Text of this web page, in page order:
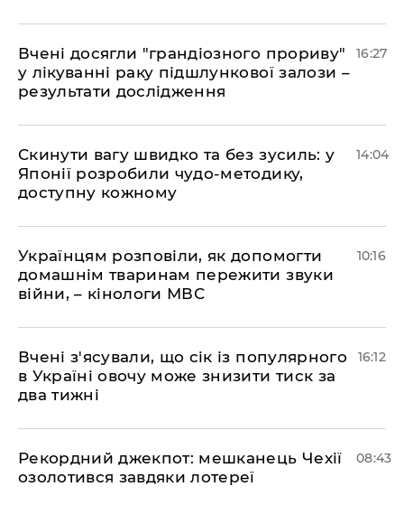
Вчені досягли "грандіозного прориву"
у лікуванні раку підшлункової залози –
результати дослідження
16:27
Скинути вагу швидко та без зусиль: у
Японії розробили чудо-методику,
доступну кожному
14:04
Українцям розповіли, як допомогти
домашнім тваринам пережити звуки
війни, – кінологи МВС
10:16
Вчені з'ясували, що сік із популярного
в Україні овочу може знизити тиск за
два тижні
16:12
Рекордний джекпот: мешканець Чехії
озолотився завдяки лотереї
08:43